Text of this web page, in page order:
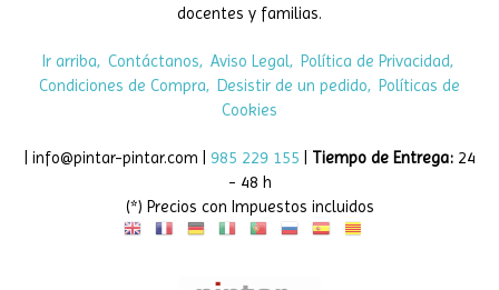
docentes y familias.
Ir arriba Contáctanos Aviso Legal Política de Privacidad
Condiciones de Compra
Desistir de un pedido
Políticas de
Cookies
| info@pintar-pintar.com | 985 229 155 Tiempo de Entrega: 24
- 48 h
(*) Precios con Impuestos incluidos